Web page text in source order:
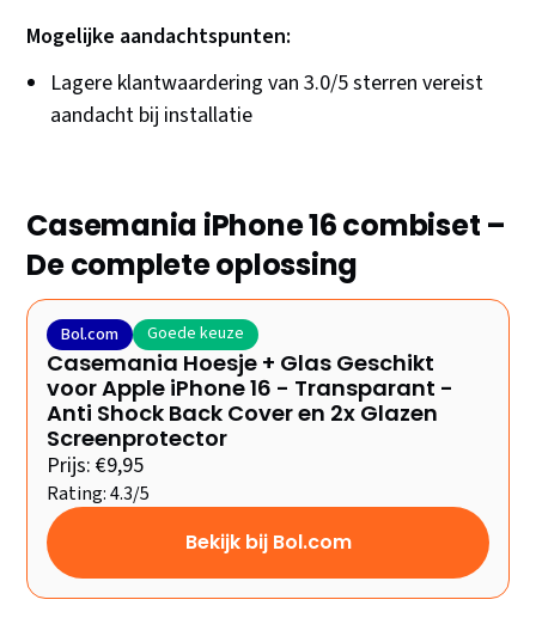
Mogelijke aandachtspunten:
Lagere klantwaardering van 3.0/5 sterren vereist
aandacht bij installatie
Casemania iPhone 16 combiset –
De complete oplossing
Bol.com Goede keuze
Casemania Hoesje + Glas Geschikt
voor Apple iPhone 16 - Transparant -
Anti Shock Back Cover en 2x Glazen
Screenprotector
Prijs: €9,95
Rating: 4.3/5
Bekijk bij Bol.com